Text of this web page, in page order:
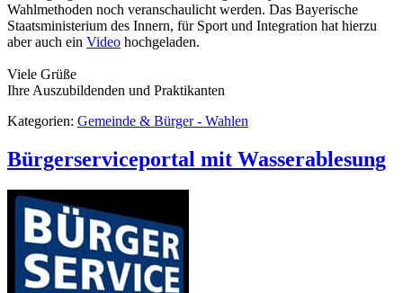
Wahlmethoden noch veranschaulicht werden. Das Bayerische
Staatsministerium des Innern, für Sport und Integration hat hierzu
aber auch ein Video hochgeladen.
Viele Grüße
Ihre Auszubildenden und Praktikanten
Kategorien: Gemeinde & Bürger - Wahlen
Bürgerserviceportal mit Wasserablesung